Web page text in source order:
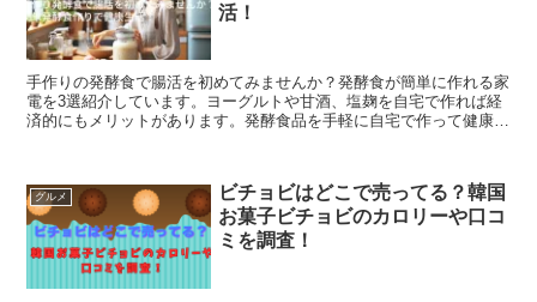
活！
手作りの発酵食で腸活を初めてみませんか？発酵食が簡単に作れる家
電を3選紹介しています。ヨーグルトや甘酒、塩麹を自宅で作れば経
済的にもメリットがあります。発酵食品を手軽に自宅で作って健康な
グルメ
ビチョビはどこで売ってる？韓国
お菓子ビチョビのカロリーや口コ
ミを調査！